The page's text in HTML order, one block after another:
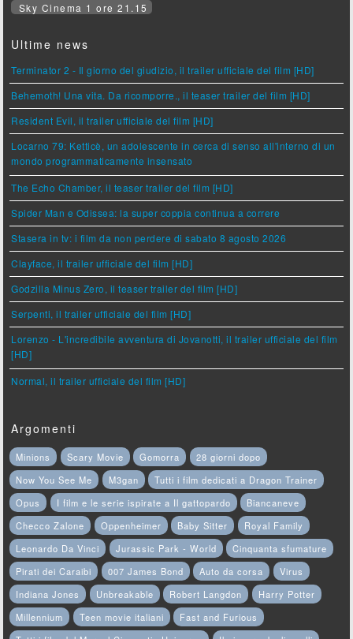
Sky Cinema 1 ore 21.15
Ultime news
Terminator 2 - Il giorno del giudizio, il trailer ufficiale del film [HD]
Behemoth! Una vita. Da ricomporre., il teaser trailer del film [HD]
Resident Evil, il trailer ufficiale del film [HD]
Locarno 79: Ketticè, un adolescente in cerca di senso all'interno di un
mondo programmaticamente insensato
The Echo Chamber, il teaser trailer del film [HD]
Spider Man e Odissea: la super coppia continua a correre
Stasera in tv: i film da non perdere di sabato 8 agosto 2026
Clayface, il trailer ufficiale del film [HD]
Godzilla Minus Zero, il teaser trailer del film [HD]
Serpenti, il trailer ufficiale del film [HD]
Lorenzo - L'incredibile avventura di Jovanotti, il trailer ufficiale del film
[HD]
Normal, il trailer ufficiale del film [HD]
Argomenti
Minions Scary Movie Gomorra
28 giorni dopo
Now You See Me
M3gan
Tutti i film dedicati a Dragon Trainer
Opus
I film e le serie ispirate a Il gattopardo
Biancaneve
Checco Zalone
Oppenheimer Baby Sitter
Royal Family
Leonardo Da Vinci
Jurassic Park - World
Cinquanta sfumature
Pirati dei Caraibi
007 James Bond Auto da corsa
Virus
Indiana Jones
Unbreakable Robert Langdon
Harry Potter
Millennium
Teen movie italiani
Fast and Furious